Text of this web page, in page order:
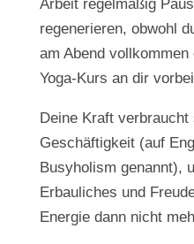
Arbeit regelmäßig
regenerieren, obwohl
am Abend
Yoga-Kurs an dir
Deine Kraft
Geschäftigkeit (auf
Busyholism genannt),
Erbauliches und
Energie dann nicht